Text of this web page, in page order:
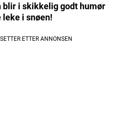
blir i skikkelig godt humør
leke i snøen!